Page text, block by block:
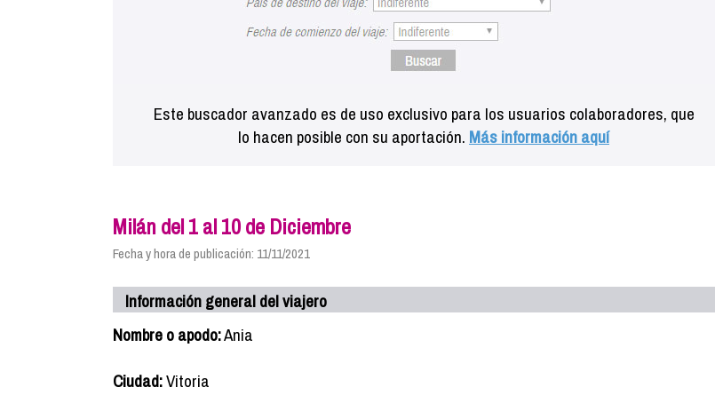
Este buscador avanzado es de uso exclusivo para los usuarios colaboradores, que
lo hacen posible con su aportación. Más información aquí
Milán del 1 al 10 de Diciembre
Fecha y hora de publicación: 11/11/2021
Información general del viajero
Nombre o apodo:Ania
Ciudad:Vitoria